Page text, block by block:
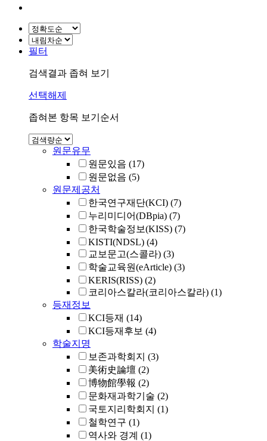
필터
검색결과 좁혀 보기
선택해제
좁혀본 항목 보기순서
원문유무
원문있음 (17)
원문없음 (5)
원문제공처
한국연구재단(KCI) (7)
누리미디어(DBpia) (7)
한국학술정보(KISS) (7)
KISTI(NDSL) (4)
교보문고(스콜라) (3)
학술교육원(eArticle) (3)
KERIS(RISS) (2)
코리아스칼라(코리아스칼라) (1)
등재정보
KCI등재 (14)
KCI등재후보 (4)
학술지명
보존과학회지 (3)
美術史論壇 (2)
博物館學報 (2)
문화재과학기술 (2)
국토지리학회지 (1)
철학연구 (1)
역사와 경계 (1)